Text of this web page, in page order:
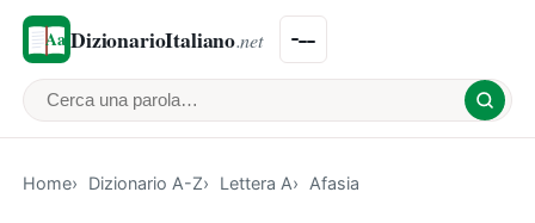
DizionarioItaliano.net
Cerca una parola
Home Dizionario A-Z Lettera A Afasia